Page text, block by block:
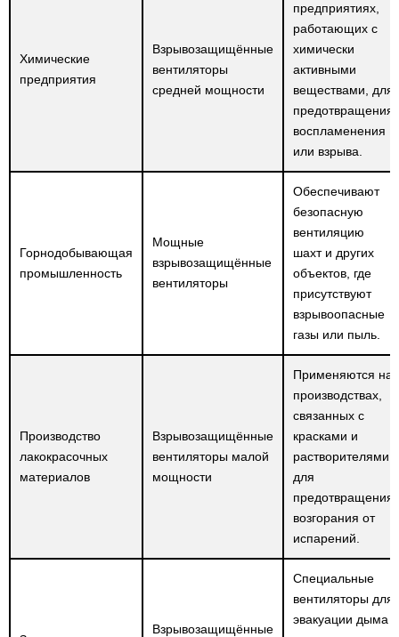
Химические
предприятия
Взрывозащищённые
вентиляторы
средней мощности
предприятиях,
работающих с
химически
активными
веществами, для
предотвращения
воспламенения
или взрыва.
Горнодобывающая
промышленность
Мощные
взрывозащищённые
вентиляторы
Обеспечивают
безопасную
вентиляцию
шахт и других
объектов, где
присутствуют
взрывоопасные
газы или пыль.
Производство
лакокрасочных
материалов
Взрывозащищённые
вентиляторы малой
мощности
Применяются на
производствах,
связанных с
красками и
растворителями,
для
предотвращения
возгорания от
испарений.
Взрывозащищённые
Специальные
вентиляторы для
эвакуации дыма